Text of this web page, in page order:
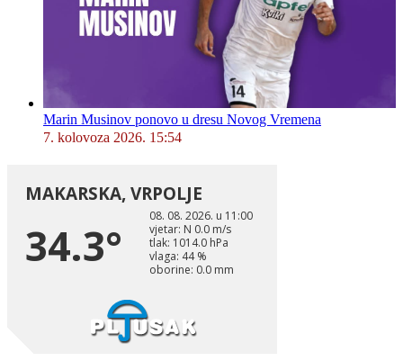
Marin Musinov ponovo u dresu Novog Vremena
7. kolovoza 2026. 15:54